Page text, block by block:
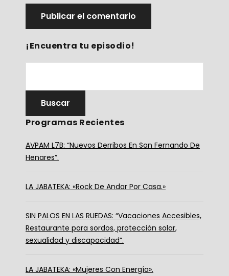
¡Encuentra tu episodio!
Programas Recientes
AVPAM L7B: “Nuevos Derribos En San Fernando De
Henares”.
LA JABATEKA: «Rock De Andar Por Casa.»
SIN PALOS EN LAS RUEDAS: “Vacaciones Accesibles,
Restaurante para sordos, protección solar,
sexualidad y discapacidad”.
LA JABATEKA: «Mujeres Con Energía».